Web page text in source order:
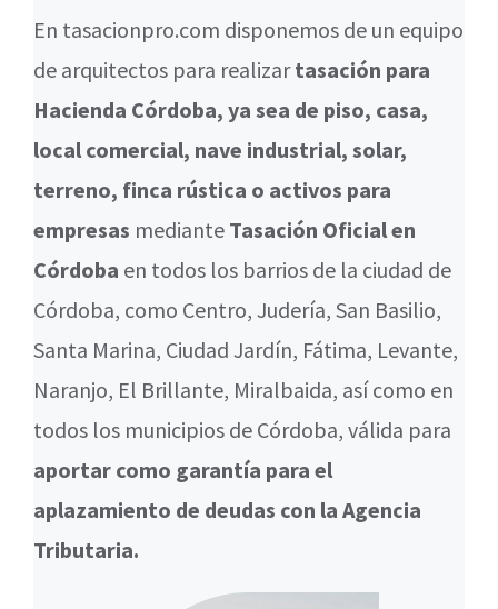
En tasacionpro.com disponemos de un equipo
de arquitectos para realizartasación para
Hacienda Córdoba, ya sea de piso, casa,
local comercial, nave industrial, solar,
terreno, finca rústica o activos para
empresas mediante Tasación Oficial en
Córdoba en todos los barrios de la ciudad de
Córdoba, como Centro, Judería, San Basilio,
Santa Marina, Ciudad Jardín, Fátima, Levante,
Naranjo, El Brillante, Miralbaida, así como en
todos los municipios de Córdoba, válida para
aportar como garantía para el
aplazamiento de deudas con la Agencia
Tributaria.